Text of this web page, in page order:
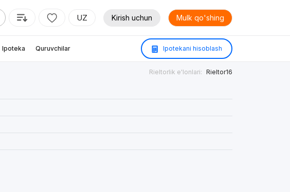
UZ Kirish uchun Mulk qo'shing
Ipoteka Quruvchilar Ipotekani hisoblash
Rieltorlik e'lonlari: Rieltor16